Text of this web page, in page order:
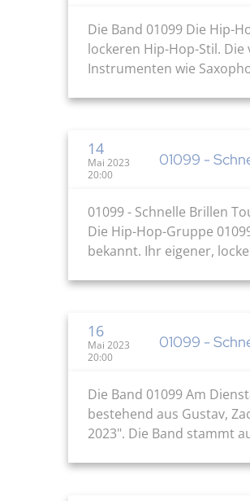
Die Band 01099 Die Hip-
lockeren Hip-Hop-Stil.
Instrumenten wie
14
Mai 2023
20:00
01099 -
01099 - Schnelle Brillen
Die Hip-Hop-Gruppe
bekannt. Ihr eigener,
16
Mai 2023
20:00
01099 -
Die Band 01099 Am
bestehend aus Gustav,
2023". Die Band stammt